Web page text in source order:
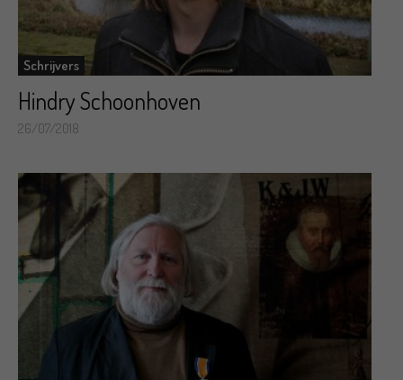
Schrijvers
Hindry Schoonhoven
26/07/2018